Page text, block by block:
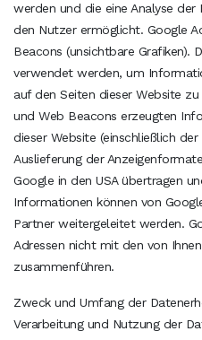
werden und die eine Analyse
den Nutzer ermöglicht. Google
Beacons (unsichtbare Grafiken).
verwendet werden, um
auf den Seiten dieser Website
und Web Beacons erzeugten
dieser Website (einschließlich
Auslieferung der
Google in den USA übertragen
Informationen können von
Partner weitergeleitet werden.
Adressen nicht mit den von
zusammenführen.
Zweck und Umfang der
Verarbeitung und Nutzung der